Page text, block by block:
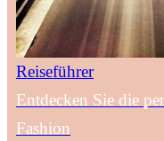
Reiseführer
Entdecken Sie die
Fashion